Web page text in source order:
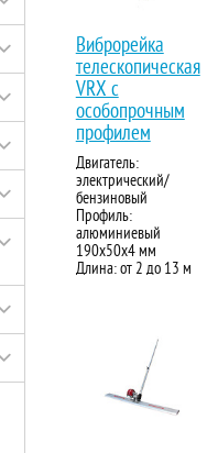
Виброрейка
телескопическая
VRX с
особопрочным
профилем
Двигатель:
электрический/
бензиновый
Профиль:
алюминиевый
190х50х4 мм
Длина: от 2 до 13 м